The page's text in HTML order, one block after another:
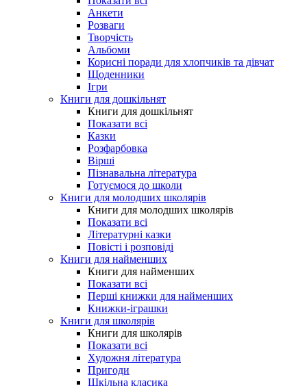
Анкети
Розваги
Творчість
Альбоми
Корисні поради для хлопчиків та дівчат
Щоденники
Ігри
Книги для дошкільнят
Книги для дошкільнят
Показати всі
Казки
Розфарбовка
Вірші
Пізнавальна література
Готуємося до школи
Книги для молодших школярів
Книги для молодших школярів
Показати всі
Літературні казки
Повісті і розповіді
Книги для найменших
Книги для найменших
Показати всі
Перші книжки для найменших
Книжки-іграшки
Книги для школярів
Книги для школярів
Показати всі
Художня література
Пригоди
Шкільна класика